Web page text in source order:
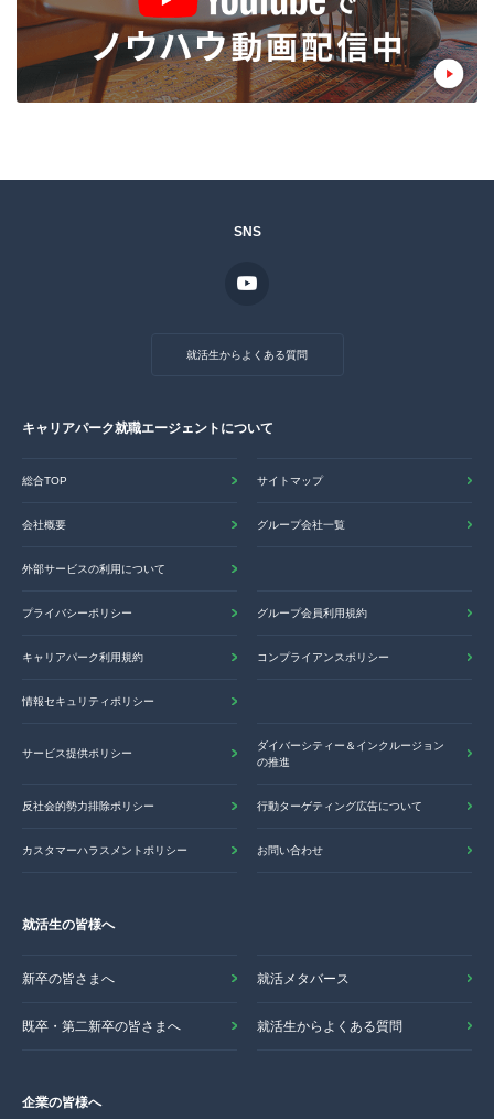
SNS
就活生からよくある質問
キャリアパーク就職エージェントについて
総合TOP サイトマップ
会社概要 グループ会社一覧
外部サービスの利用について
プライバシーポリシー グループ会員利用規約
キャリアパーク利用規約 コンプライアンスポリシー
情報セキュリティポリシー
サービス提供ポリシー
ダイバーシティー＆インクルージョン
の推進
反社会的勢力排除ポリシー 行動ターゲティング広告について
カスタマーハラスメントポリシー お問い合わせ
就活生の皆様へ
新卒の皆さまへ 就活メタバース
既卒・第二新卒の皆さまへ 就活生からよくある質問
企業の皆様へ